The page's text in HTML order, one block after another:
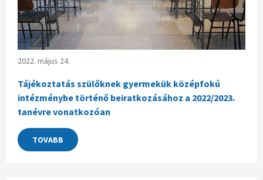
2022. május 24.
Tájékoztatás szülőknek gyermekük középfokú
intézménybe történő beiratkozásához a 2022/2023.
tanévre vonatkozóan
TOVABB